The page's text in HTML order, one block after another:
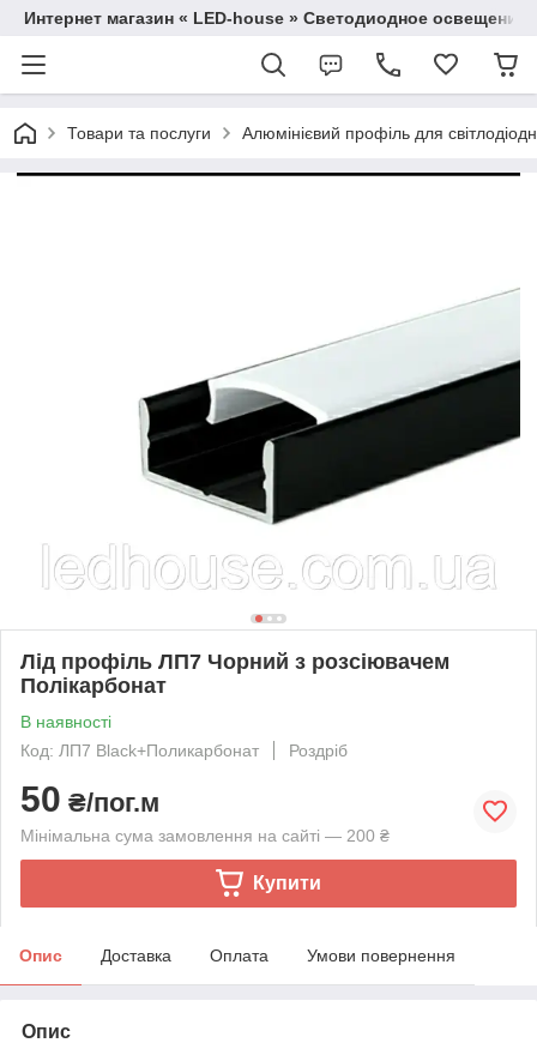
Интернет магазин « LED-house » Светодиодное освещение
Товари та послуги Алюмінієвий профіль для
Лід профіль ЛП7 Чорний з розсіювачем
Полікарбонат
В наявності
Код: ЛП7 Black+Поликарбонат
Роздріб
50 ₴/пог.м
Мінімальна сума замовлення на сайті — 200 ₴
Купити
Опис Доставка Оплата Умови повернення
Опис